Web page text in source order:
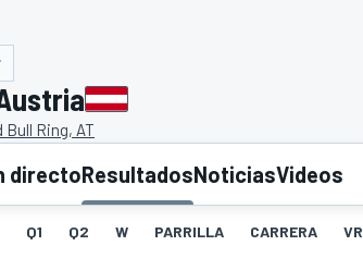
Bull Ring, AT
directoResultadosNoticiasVideos
Q1 Q2 W PARRILLA CARRERA VR